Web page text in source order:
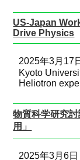
US-Japan
Drive Physics
2025年3月17
Kyoto
Heliotron
物質科学研究
用」
2025年3月6日